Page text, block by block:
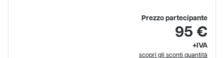
Prezzo partecipante
95 €
+IVA
scopri gli sconti quantità